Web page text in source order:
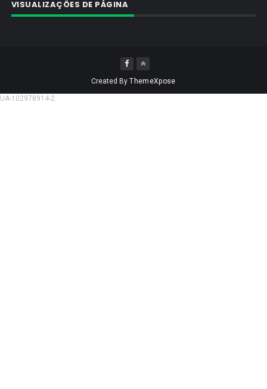
VISUALIZAÇÕES DE PÁGINA
Created ByThemeXpose
UA-102978914-2